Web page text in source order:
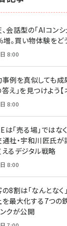
会話型の「AIコン
増。買い物体験をど
8:00
例を真似しても成
え」を見つけよう【
8:00
は「売る場」ではな
社・宇和川匠氏が
るデジタル戦略
8:00
8割は「なんとなく
最大化する7つの
クが公開